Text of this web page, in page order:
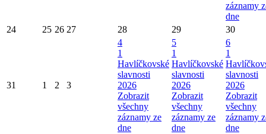
záznamy
dne
24
25 26 27 28 29 30
31 1 2 3
4
1
Havlíčkovské
slavnosti
2026
Zobrazit
všechny
záznamy ze
dne
5
1
Havlíčkovské
slavnosti
2026
Zobrazit
všechny
záznamy ze
dne
6
1
slavnosti
2026
Zobrazit
všechny
záznamy
dne